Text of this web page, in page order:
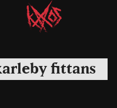
Kaaoszine
fittans